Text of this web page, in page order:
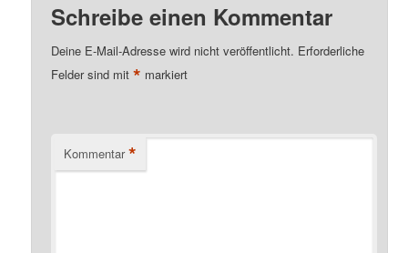
Schreibe einen Kommentar
Deine E-Mail-Adresse wird nicht veröffentlicht. Erforderliche
Felder sind mit* markiert
Kommentar *